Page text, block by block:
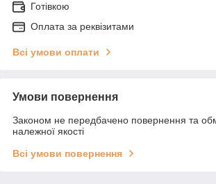
Готівкою
Оплата за реквізитами
Всі умови оплати
Умови повернення
Законом не передбачено повернення та
належної якості
Всі умови повернення